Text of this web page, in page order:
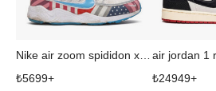
Nike air zoom spididon x aparra
₺5699+ ₺24949+